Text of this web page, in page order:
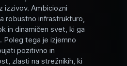
izzivov. Ambiciozni
robustno infrastrukturo,
in dinamičen svet, ki ga
Poleg tega je izjemno
pozitivno in
zlasti na strežnikih, ki